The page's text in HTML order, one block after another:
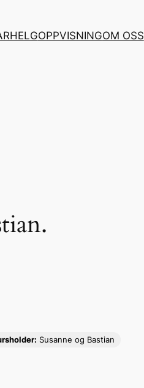
OPPVISNINGOM OSS
Susanne og Bastian